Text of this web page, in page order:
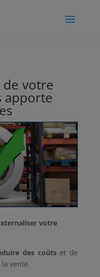
de votre
apporte
votre
des coûtset de
vente.